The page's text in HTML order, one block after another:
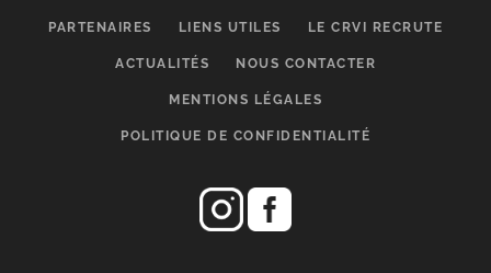
PARTENAIRES LIENS UTILES LE CRVI RECRUTE
ACTUALITÉS NOUS CONTACTER
MENTIONS LÉGALES
POLITIQUE DE CONFIDENTIALITÉ